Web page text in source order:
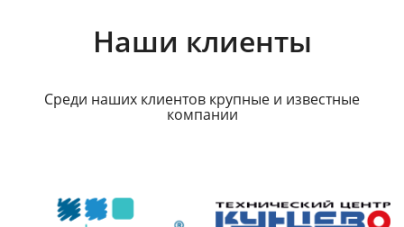
Наши клиенты
Среди наших клиентов крупные и известные
компании